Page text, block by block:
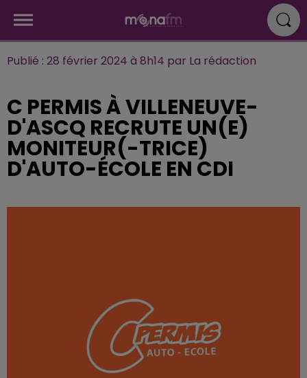
Publié : 28 février 2024 à 8h14 par La rédaction
C PERMIS À VILLENEUVE-
D'ASCQ RECRUTE UN(E)
MONITEUR(-TRICE)
D'AUTO-ÉCOLE EN CDI